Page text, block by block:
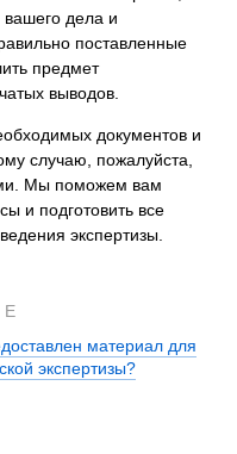
вашего дела и
поставленные
предмет
выводов.
документов и
случаю, пожалуйста,
Мы поможем вам
и подготовить все
экспертизы.
материал для
экспертизы?